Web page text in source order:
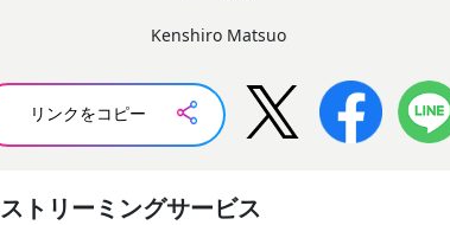
Kenshiro Matsuo
リンクをコピー
ストリーミングサービス